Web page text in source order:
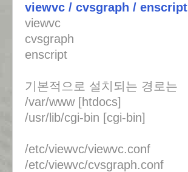
viewvc / cvsgraph / enscript
viewvc
cvsgraph
enscript
기본적으로 설치되는 경로는
/var/www [htdocs]
/usr/lib/cgi-bin [cgi-bin]
/etc/viewvc/viewvc.conf
/etc/viewvc/cvsgraph.conf